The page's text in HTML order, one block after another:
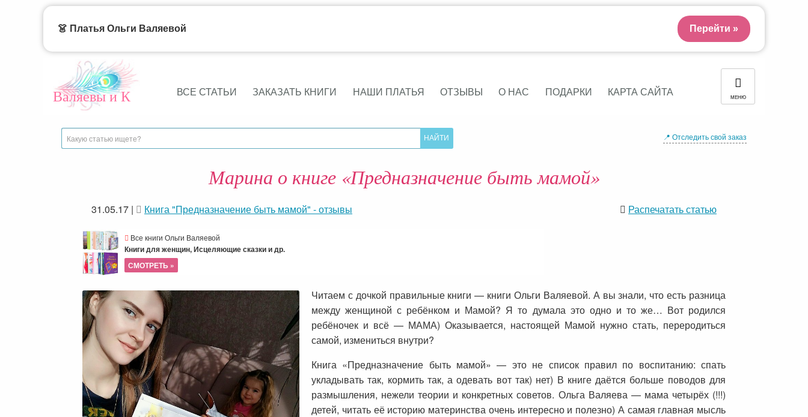
Валяевы и К ВСЕ СТАТЬИ ЗАКАЗАТЬ КНИГИ НАШИ ПЛАТЬЯ ОТЗЫВЫ О НАС ПОДАРКИ КАРТА САЙТА МЕНЮ
📍 Отследить свой заказ
Марина о книге «Предназначение быть мамой»
31.05.17 | Книга "Предназначение быть мамой" - отзывы Распечатать статью
Все книги Ольги Валяевой
Книги для женщин, Исцеляющие сказки и др.
СМОТРЕТЬ »
Читаем с дочкой правильные книги — книги Ольги Валяевой. А вы знали, что есть разница
между женщиной с ребёнком и Мамой? Я то думала это одно и то же… Вот родился
ребёночек и всё — МАМА) Оказывается, настоящей Мамой нужно стать, переродиться
самой, измениться внутри?
Книга «Предназначение быть мамой» — это не список правил по воспитанию: спать
укладывать так, кормить так, а одевать вот так) нет) В книге даётся больше поводов для
размышления, нежели теории и конкретных советов. Ольга Валяева — мама четырёх (!!!)
детей, читать её историю материнства очень интересно и полезно) А самая главная мысль
👗 Платья Ольги Валяевой Перейти »